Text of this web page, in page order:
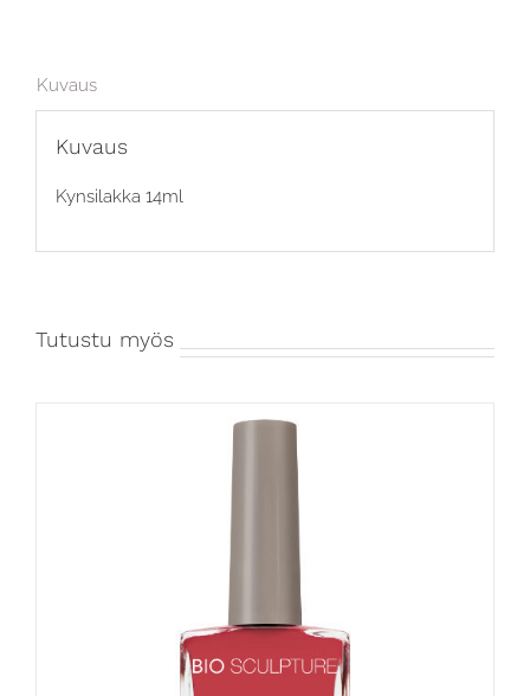
Kuvaus
Kuvaus
Kynsilakka 14ml
Tutustu myös